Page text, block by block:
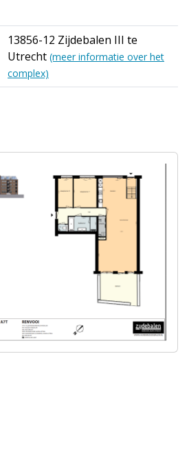
13856-12 Zijdebalen III te
Utrecht (meer informatie over het
complex)